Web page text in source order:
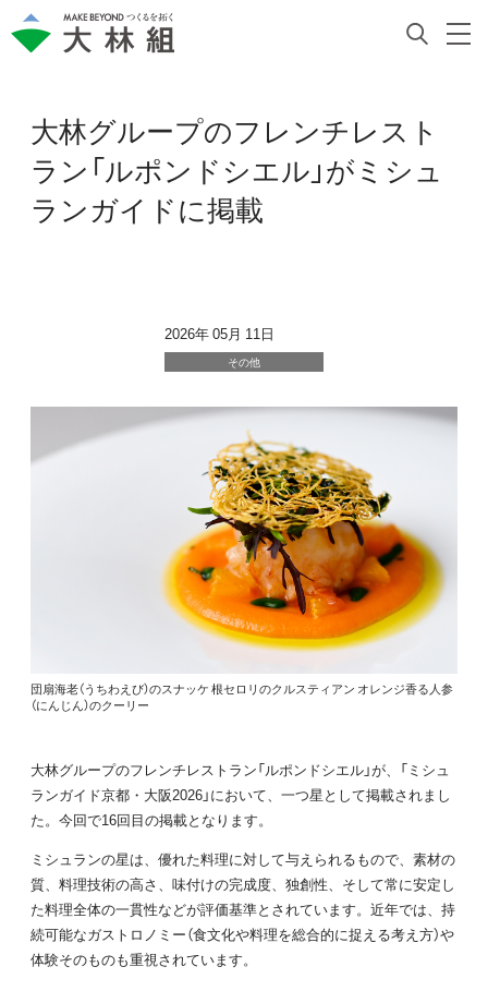
大林グループのフレンチレスト
ラン「ルポンドシエル」がミシュ
ランガイドに掲載
2026年 05月 11日
その他
団扇海老（うちわえび）のスナッケ 根セロリのクルスティアン オレンジ香る人参
（にんじん）のクーリー
大林グループのフレンチレストラン「ルポンドシエル」が、「ミシュ
ランガイド京都・大阪2026」において、一つ星として掲載されまし
た。今回で16回目の掲載となります。
ミシュランの星は、優れた料理に対して与えられるもので、素材の
質、料理技術の高さ、味付けの完成度、独創性、そして常に安定し
た料理全体の一貫性などが評価基準とされています。近年では、持
続可能なガストロノミー（食文化や料理を総合的に捉える考え方）や
体験そのものも重視されています。